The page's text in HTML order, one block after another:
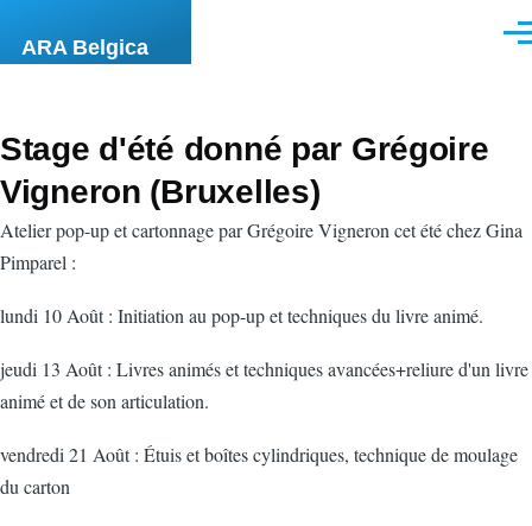
ARA Belgica
Stage d'été donné par Grégoire
Vigneron (Bruxelles)
Atelier pop-up et cartonnage par Grégoire Vigneron cet été chez Gina
Pimparel :
lundi 10 Août : Initiation au pop-up et techniques du livre animé.
jeudi 13 Août : Livres animés et techniques avancées+reliure d'un livre
animé et de son articulation.
vendredi 21 Août : Étuis et boîtes cylindriques, technique de moulage
du carton